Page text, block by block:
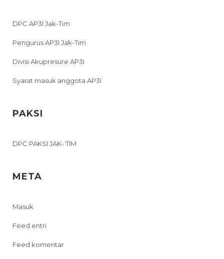
DPC AP3I Jak-Tim
Pengurus AP3I Jak-Tim
Divisi Akupresure AP3I
Syarat masuk anggota AP3I
PAKSI
DPC PAKSI JAK- TIM
META
Masuk
Feed entri
Feed komentar